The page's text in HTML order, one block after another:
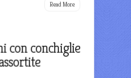
Read More
con conchiglie